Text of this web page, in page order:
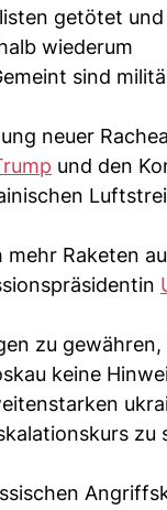
getötet
wiederum
sind
neuer
und den
Raketen
zu gewähren,
keine
zu